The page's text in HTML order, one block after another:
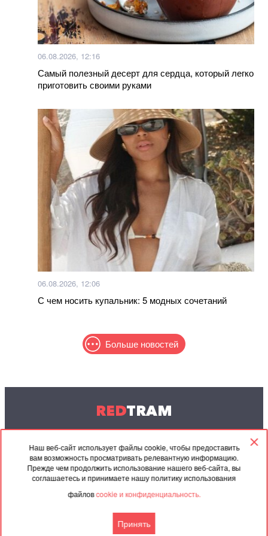
Наш веб-сайт использует файлы cookie, чтобы предоставить
вам возможность просматривать релевантную информацию.
Прежде чем продолжить использование нашего веб-сайта, вы
соглашаетесь и принимаете нашу политику использования
файловcookie и конфиденциальность.
Принять
06.08.2026, 12:16
Самый полезный десерт для сердца, который легко
приготовить своими руками
06.08.2026, 12:06
С чем носить купальник: 5 модных сочетаний
Больше новостей
REDTRAM
© 2004-2026 Redtram, Ltd.
Сотрудничество
Партнёрские
материалы
Архив
Соглашение
Контакты